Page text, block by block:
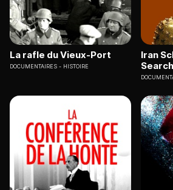
La rafle du Vieux-Port
DOCUMENTAIRES HISTOIRE
Iran